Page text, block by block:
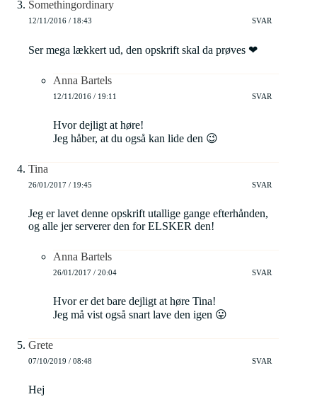
Somethingordinary
12/11/2016 / 18:43 SVAR
Ser mega lækkert ud, den opskrift skal da prøves ❤
Anna Bartels
12/11/2016 / 19:11 SVAR
Hvor dejligt at høre!
Jeg håber, at du også kan lide den 😉
Tina
26/01/2017 / 19:45 SVAR
Jeg er lavet denne opskrift utallige gange efterhånden,
og alle jer serverer den for ELSKER den!
Anna Bartels
26/01/2017 / 20:04 SVAR
Hvor er det bare dejligt at høre Tina!
Jeg må vist også snart lave den igen 😛
Grete
07/10/2019 / 08:48 SVAR
Hej